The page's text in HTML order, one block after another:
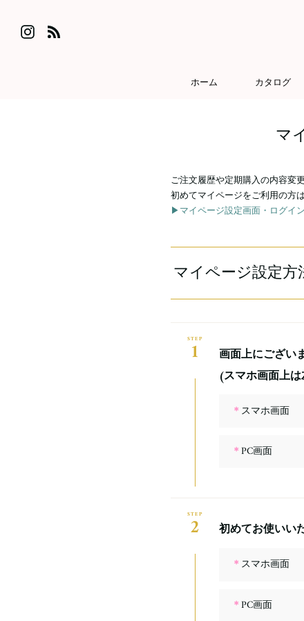
content Instagram
ホーム カタログ
マ
ご注文履歴や定期購入の内容変
初めてマイページをご利用の方
▶マイページ設定画面・ログイ
マイページ設定方
1
画面上にござい
(スマホ画面上
＊ スマホ画面
＊PC画面
2 初めてお使いい
＊ スマホ画面
＊PC画面